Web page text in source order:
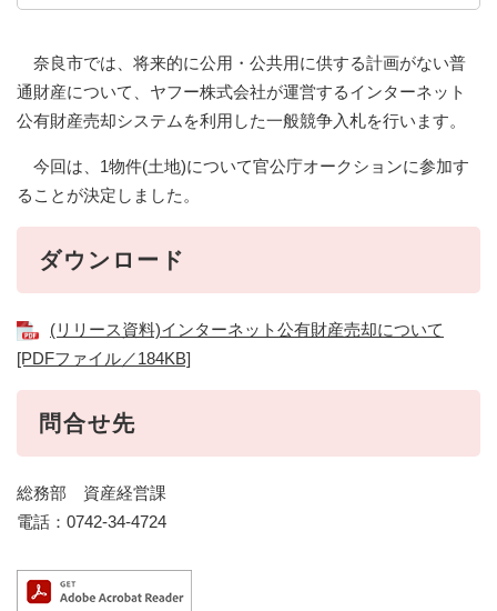
奈良市では、将来的に公用・公共用に供する計画がない普
通財産について、ヤフー株式会社が運営するインターネット
公有財産売却システムを利用した一般競争入札を行います。
今回は、1物件(土地)について官公庁オークションに参加す
ることが決定しました。
ダウンロード
(リリース資料)インターネット公有財産売却について
[PDFファイル／184KB]
問合せ先
総務部 資産経営課
電話：0742-34-4724